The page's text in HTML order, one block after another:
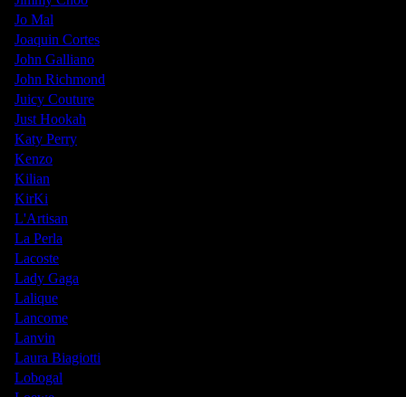
Jo Mal
Joaquin Cortes
John Galliano
John Richmond
Juicy Couture
Just Hookah
Katy Perry
Kenzo
Kilian
KirKi
L'Artisan
La Perla
Lacoste
Lady Gaga
Lalique
Lancome
Lanvin
Laura Biagiotti
Lobogal